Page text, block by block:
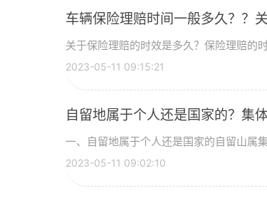
车辆保险理赔时间一般多久？？
关于保险理赔的时效是多久？保险理赔的
2023-05-11 09:15:21
自留地属于个人还是国家的？集
一、自留地属于个人还是国家的自留山属
2023-05-11 09:02:10